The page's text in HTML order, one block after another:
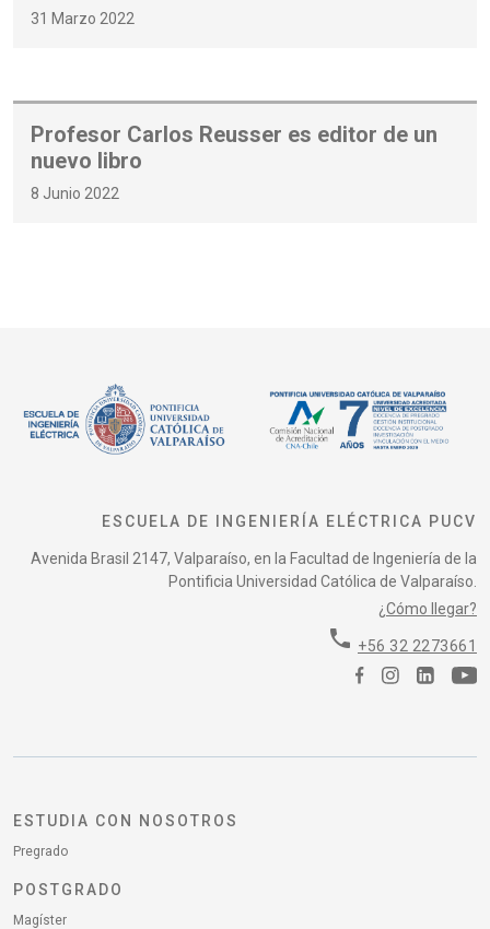
31 Marzo 2022
Profesor Carlos Reusser es editor de un
nuevo libro
8 Junio 2022
ESCUELA DE INGENIERÍA ELÉCTRICA PUCV
Avenida Brasil 2147, Valparaíso, en la Facultad de Ingeniería de la
Pontificia Universidad Católica de Valparaíso.
¿Cómo llegar?
phone +56 32 2273661
ESTUDIA CON NOSOTROS
Pregrado
POSTGRADO
Magíster